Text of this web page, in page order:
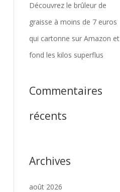
Découvrez le brûleur de
graisse à moins de 7 euros
qui cartonne sur Amazon et
fond les kilos superflus
Commentaires
récents
Archives
août 2026